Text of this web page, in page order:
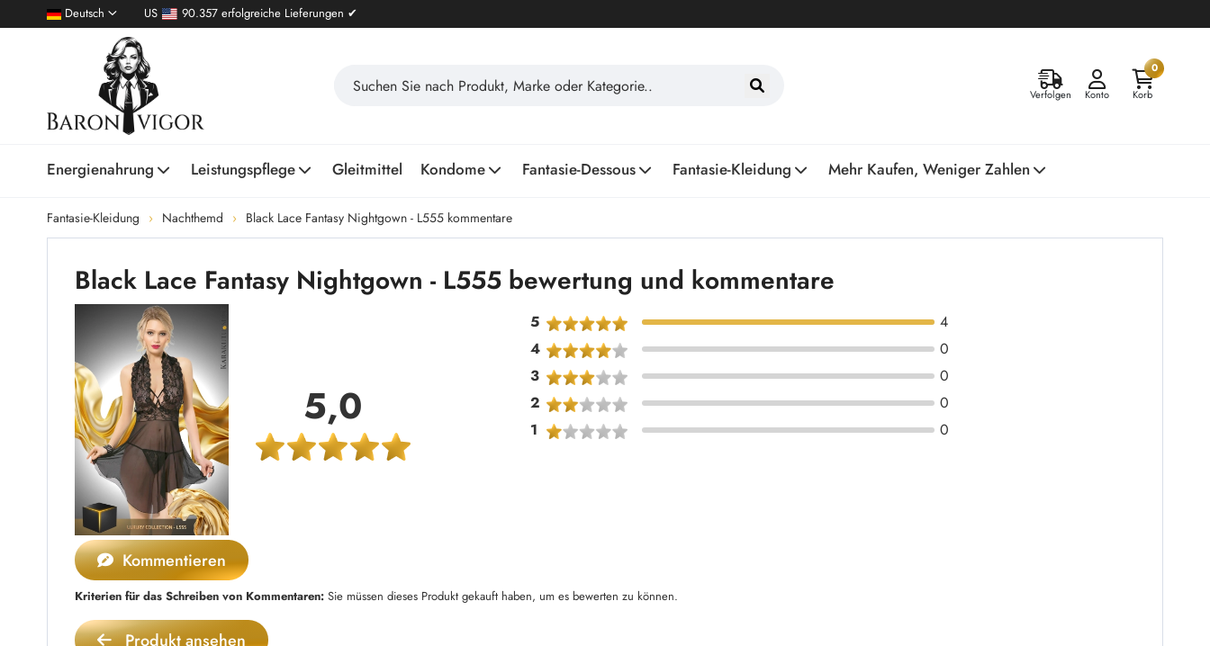
Deutsch US 90.357 erfolgreiche Lieferungen ✔
Verfolgen Konto
0
Korb
Energienahrung Leistungspflege Gleitmittel Kondome Fantasie-Dessous Fantasie-Kleidung Mehr Kaufen, Weniger Zahlen
Fantasie-Kleidung Nachthemd Black Lace Fantasy Nightgown - L555 kommentare
Black Lace Fantasy Nightgown - L555 bewertung und kommentare
5,0
5
4
4
0
3
0
2
0
1
0
Kommentieren
Kriterien für das Schreiben von Kommentaren: Sie müssen dieses Produkt gekauft haben, um es bewerten zu können.
Produkt ansehen